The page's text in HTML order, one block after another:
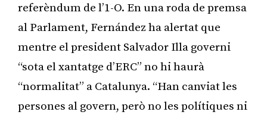
referèndum de l’1-O. En una roda de premsa
al Parlament, Fernández ha alertat que
mentre el president Salvador Illa governi
“sota el xantatge d’ERC” no hi haurà
“normalitat” a Catalunya. “Han canviat les
persones al govern, però no les polítiques ni